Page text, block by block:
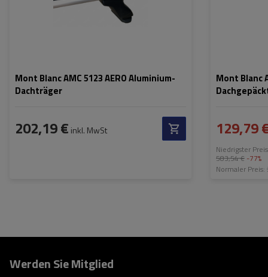
Mont Blanc AMC 5123 AERO Aluminium-
Dachträger
202,19 € inkl. MwSt
Mont Blanc
129,79
Niedrigster
583,54 € -77%
Normaler Preis:
Werden Sie Mitglied